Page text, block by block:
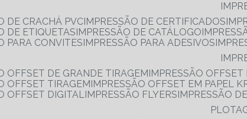
DE CRACHÁ PVC IMPRESSÃO DE CERTIFICADOS
DE ETIQUETAS IMPRESSÃO DE CATÁLOGO
PARA CONVITES IMPRESSÃO PARA ADESIVOS
OFFSET DE GRANDE TIRAGEM IMPRESSÃO
OFFSET TIRAGEM IMPRESSÃO OFFSET EM PAPEL
OFFSET DIGITAL IMPRESSÃO FLYERS IMPRESSÃO